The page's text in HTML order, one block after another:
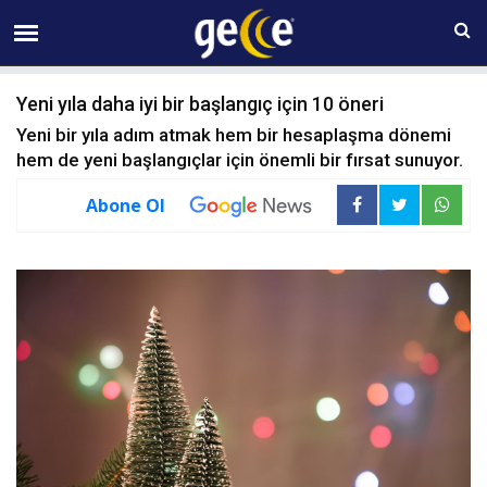
06 AĞUSTOS Perşembe 04:19
Yeni yıla daha iyi bir başlangıç için 10 öneri
Yeni bir yıla adım atmak hem bir hesaplaşma dönemi
hem de yeni başlangıçlar için önemli bir fırsat sunuyor.
Abone Ol